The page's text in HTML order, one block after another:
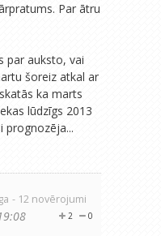
Par ātru
par auksto, vai
šoreiz atkal ar
ka marts
lūdzīgs 2013
prognozēja...
- 12 novērojumi
0
2